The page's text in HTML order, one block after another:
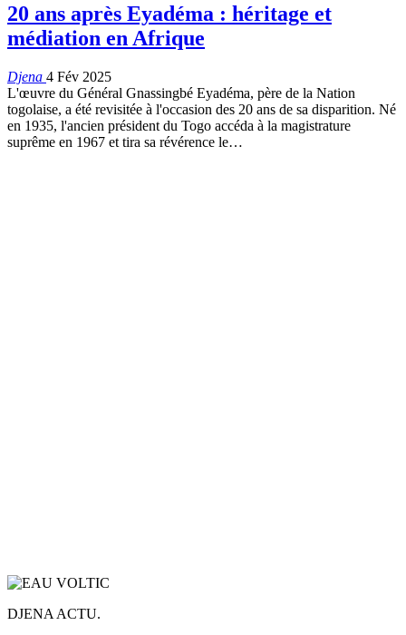
20 ans après Eyadéma : héritage et
médiation en Afrique
Djena 4 Fév 2025
L'œuvre du Général Gnassingbé Eyadéma, père de la Nation
togolaise, a été revisitée à l'occasion des 20 ans de sa disparition. Né
en 1935, l'ancien président du Togo accéda à la magistrature
suprême en 1967 et tira sa révérence le…
DJENA ACTU.